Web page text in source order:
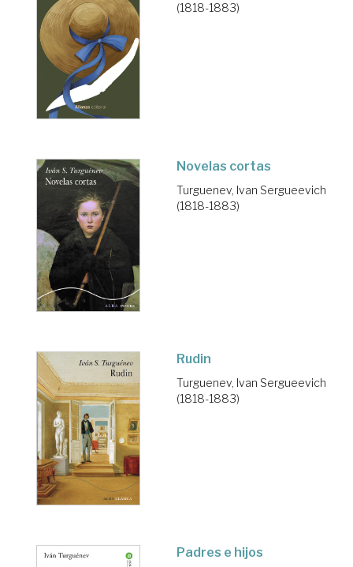
(1818-1883)
Novelas cortas
Turguenev, Ivan Sergueevich
(1818-1883)
Rudin
Turguenev, Ivan Sergueevich
(1818-1883)
Padres e hijos